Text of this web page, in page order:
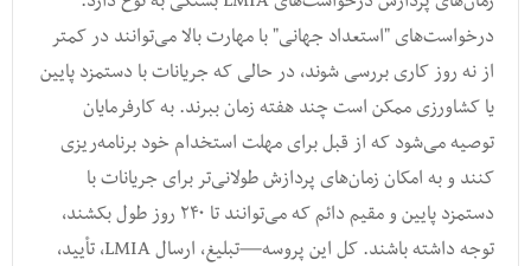
درخواست‌های "استعداد جهانی" با مهارت بالا می‌توانند در کمتر
از نه روز کاری بررسی شوند، در حالی که جریانات با دستمزد پایین
یا کشاورزی ممکن است چند هفته زمان ببرند. به کارفرمایان
توصیه می‌شود که از قبل برای مهلت استخدام خود برنامه‌ریزی
کنند و به امکان زمان‌های پردازش طولانی‌تر برای جریانات با
دستمزد پایین و مقیم دائم که می‌توانند تا ۲۴۰ روز طول بکشند،
توجه داشته باشند. کل این پروسه—تبلیغ، ارسال LMIA، تأیید،